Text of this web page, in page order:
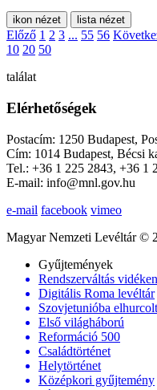
ikon nézet lista nézet
Előző 1 2 3 ... 55 56
10 20 50
találat
Elérhetőségek
Postacím: 1250 Budapest,
Cím: 1014 Budapest, Bécsi
Tel.: +36 1 225 2843, +36 1
E-mail: info@mnl.gov.hu
e-mail facebook vimeo
Magyar Nemzeti Levéltár ©
Gyűjtemények
Rendszerváltás vidéken
Digitális Roma levéltár
Szovjetunióba
Első világháború
Reformáció 500
Családtörténet
Helytörténet
Középkori gyűjtemény